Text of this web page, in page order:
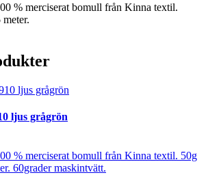
% merciserat bomull från Kinna textil.
ljus grågrön
% merciserat bomull från Kinna textil. 50g
60grader maskintvätt.